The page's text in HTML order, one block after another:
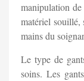
manipulation
matériel souillé,
mains du
Le type de
soins. Les